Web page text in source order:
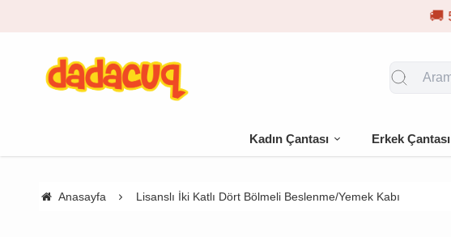
Kadın Çantası Erkek Çantası
Anasayfa Lisanslı İki Katlı Dört Bölmeli Beslenme/Yemek Kabı